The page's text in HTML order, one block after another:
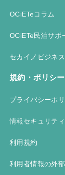
OCiETeコラム
OCiETe民泊サポ
セカイノビジネス
規約・ポリシー
プライバシーポ
情報セキュリテ
利用規約
利用者情報の外